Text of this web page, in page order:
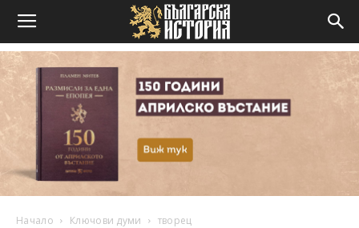
Начало Ключови думи творец